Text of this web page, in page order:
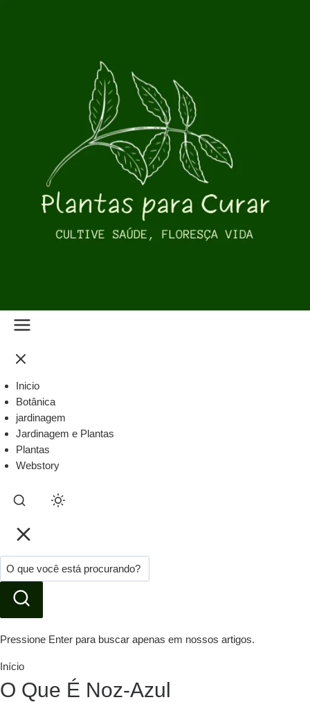
Inicio
Botânica
jardinagem
Jardinagem e Plantas
Plantas
Webstory
Pressione Enter para buscar apenas em nossos artigos.
Início
O Que É Noz-Azul